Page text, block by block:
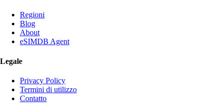
Regioni
Blog
About
eSIMDB Agent
Legale
Privacy Policy
Termini di utilizzo
Contatto